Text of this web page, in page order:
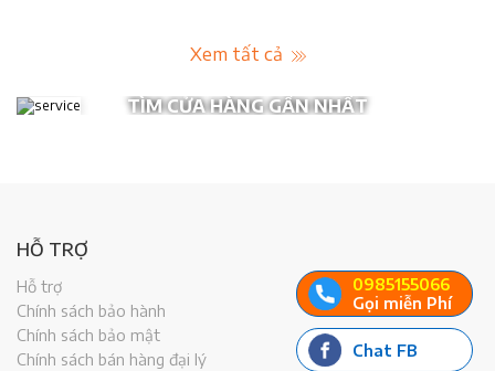
Xem tất cả
TÌM CỬA HÀNG GẦN NHẤT
0985155066
Gọi miễn Phí
Chat FB
HỖ TRỢ
Hỗ trợ
Chính sách bảo hành
Chính sách bảo mật
Chính sách bán hàng đại lý